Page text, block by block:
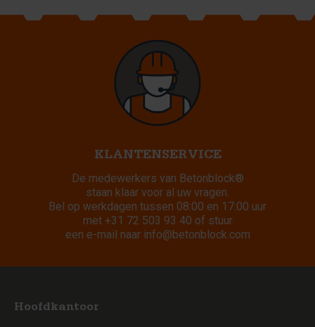
KLANTENSERVICE
De medewerkers van Betonblock®
staan klaar voor al uw vragen.
Bel op werkdagen tussen 08:00 en 17:00 uur
met +31 72 503 93 40 of stuur
een e-mail naar info@betonblock.com
Hoofdkantoor